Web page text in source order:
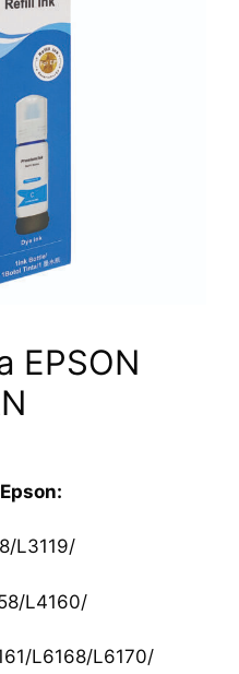
EPSON
L3119/
L4160/
L6168/L6170/